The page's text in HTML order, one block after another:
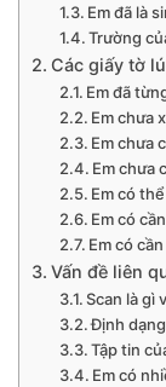
Em đã là
Trường
Các giấy tờ
Em đã
Em chưa
Em chưa
Em chưa
Em có
Em có
Em có
Vấn đề liên
Scan là gì
Định
Tập tin
Em có